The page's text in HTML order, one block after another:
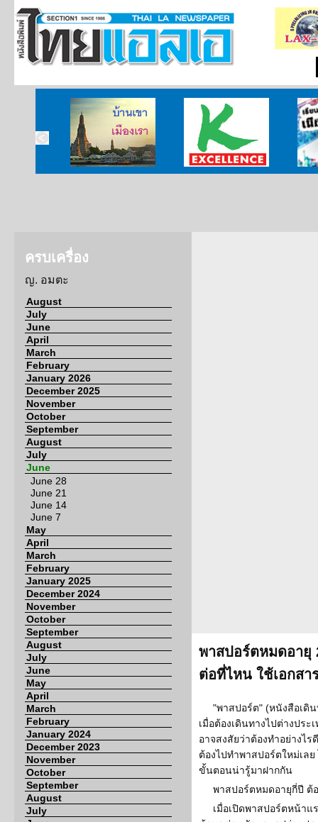
บ้านเขา เมืองเรา ศูนย์วิจัยกสิกรไทย เรีย
ครบเครื่อง
ญ. อมตะ
August
July
June
April
March
February
January 2026
December 2025
November
October
September
August
July
June
June 28
June 21
June 14
June 7
May
April
March
February
January 2025
December 2024
November
October
September
August
July
June
May
April
March
February
January 2024
December 2023
November
October
September
August
July
พาสปอร์ตหมดอายุ
ต่อที่ไหน ใช้เอกสา
"พาสปอร์ต" (หนังสือเดิ
เมื่อต้องเดินทางไปต่างปร
อาจสงสัยว่าต้องทำอย่างไ
ต้องไปทำพาสปอร์ตใหม่เล
ขั้นตอนน่ารู้มาฝากกัน
พาสปอร์ตหมดอายุกี่ปี ต้
เมื่อเปิดพาสปอร์ตหน้า